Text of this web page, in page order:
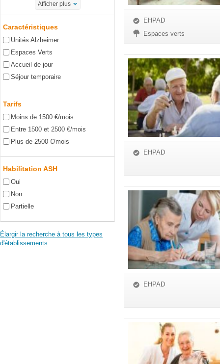
Afficher plus
Caractéristiques
Unités Alzheimer
Espaces Verts
Accueil de jour
Séjour temporaire
Tarifs
Moins de 1500 €/mois
Entre 1500 et 2500 €/mois
Plus de 2500 €/mois
Habilitation ASH
Oui
Non
Partielle
Élargir la recherche à tous les types
d'établissements
EHPAD
Espaces verts
EHPAD
EHPAD